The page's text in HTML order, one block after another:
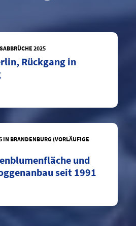
2025
Rückgang in
IN BRANDENBURG (VORLÄUFIGE
und
seit 1991